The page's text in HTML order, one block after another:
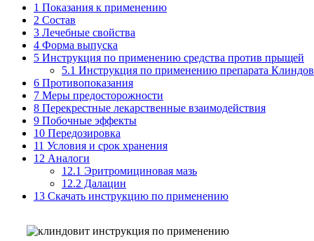
1 Показания к применению
2 Состав
3 Лечебные свойства
4 Форма выпуска
5 Инструкция по применению средства против прыщей
5.1 Инструкция по применению препарата
6 Противопоказания
7 Меры предосторожности
8 Перекрестные лекарственные взаимодействия
9 Побочные эффекты
10 Передозировка
11 Условия и срок хранения
12 Аналоги
12.1 Эритромициновая мазь
12.2 Далацин
13 Скачать инструкцию по применению